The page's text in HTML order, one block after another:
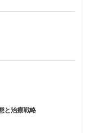
異常の概略
内代謝の病態関与
謝の役割
ィア＝未開の地を切り
と治療戦略